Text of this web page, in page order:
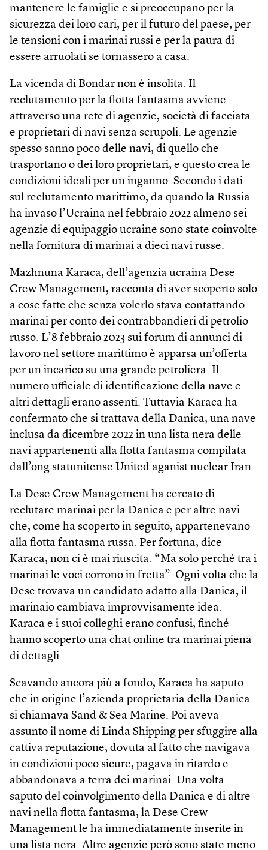
mantenere le famiglie e si preoccupano per la
sicurezza dei loro cari, per il futuro del paese, per
le tensioni con i marinai russi e per la paura di
essere arruolati se tornassero a casa.
La vicenda di Bondar non è insolita. Il
reclutamento per la flotta fantasma avviene
attraverso una rete di agenzie, società di facciata
e proprietari di navi senza scrupoli. Le agenzie
spesso sanno poco delle navi, di quello che
trasportano o dei loro proprietari, e questo crea le
condizioni ideali per un inganno. Secondo i dati
sul reclutamento marittimo, da quando la Russia
ha invaso l’Ucraina nel febbraio 2022 almeno sei
agenzie di equipaggio ucraine sono state coinvolte
nella fornitura di marinai a dieci navi russe.
Mazhnuna Karaca, dell’agenzia ucraina Dese
Crew Management, racconta di aver scoperto solo
a cose fatte che senza volerlo stava contattando
marinai per conto dei contrabbandieri di petrolio
russo. L’8 febbraio 2023 sui forum di annunci di
lavoro nel settore marittimo è apparsa un’offerta
per un incarico su una grande petroliera. Il
numero ufficiale di identificazione della nave e
altri dettagli erano assenti. Tuttavia Karaca ha
confermato che si trattava della Danica, una nave
inclusa da dicembre 2022 in una lista nera delle
navi appartenenti alla flotta fantasma compilata
dall’ong statunitense United aganist nuclear Iran.
La Dese Crew Management ha cercato di
reclutare marinai per la Danica e per altre navi
che, come ha scoperto in seguito, appartenevano
alla flotta fantasma russa. Per fortuna, dice
Karaca, non ci è mai riuscita: “Ma solo perché tra i
marinai le voci corrono in fretta”. Ogni volta che la
Dese trovava un candidato adatto alla Danica, il
marinaio cambiava improvvisamente idea.
Karaca e i suoi colleghi erano confusi, finché
hanno scoperto una chat online tra marinai piena
di dettagli.
Scavando ancora più a fondo, Karaca ha saputo
che in origine l’azienda proprietaria della Danica
si chiamava Sand & Sea Marine. Poi aveva
assunto il nome di Linda Shipping per sfuggire alla
cattiva reputazione, dovuta al fatto che navigava
in condizioni poco sicure, pagava in ritardo e
abbandonava a terra dei marinai. Una volta
saputo del coinvolgimento della Danica e di altre
navi nella flotta fantasma, la Dese Crew
Management le ha immediatamente inserite in
una lista nera. Altre agenzie però sono state meno